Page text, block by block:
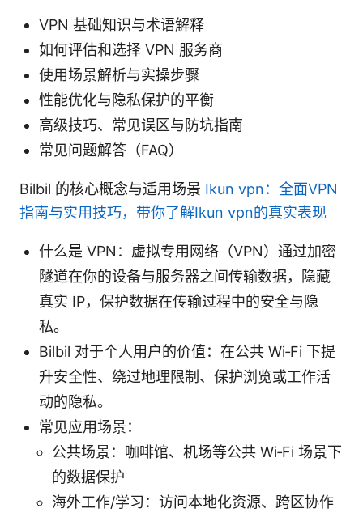
VPN 基础知识与术语解释
如何评估和选择 VPN 服务商
使用场景解析与实操步骤
性能优化与隐私保护的平衡
高级技巧、常见误区与防坑指南
常见问题解答（FAQ）
Bilbil 的核心概念与适用场景 Ikun vpn：全面VPN
指南与实用技巧，带你了解Ikun vpn的真实表现
什么是 VPN：虚拟专用网络（VPN）通过加密
隧道在你的设备与服务器之间传输数据，隐藏
真实 IP，保护数据在传输过程中的安全与隐
私。
Bilbil 对于个人用户的价值：在公共 Wi‑Fi 下提
升安全性、绕过地理限制、保护浏览或工作活
动的隐私。
常见应用场景：
公共场景：咖啡馆、机场等公共 Wi‑Fi 场景下
的数据保护
海外工作/学习：访问本地化资源、跨区协作